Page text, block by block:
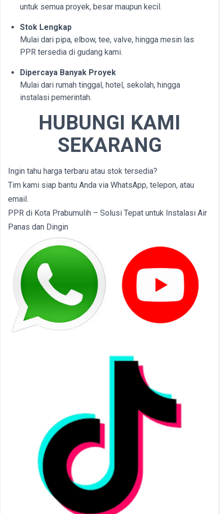
untuk semua proyek, besar maupun kecil.
Stok Lengkap
Mulai dari pipa, elbow, tee, valve, hingga mesin las
PPR tersedia di gudang kami.
Dipercaya Banyak Proyek
Mulai dari rumah tinggal, hotel, sekolah, hingga
instalasi pemerintah.
HUBUNGI KAMI
SEKARANG
Ingin tahu harga terbaru atau stok tersedia?
Tim kami siap bantu Anda via WhatsApp, telepon, atau
email.
PPR di Kota Prabumulih – Solusi Tepat untuk Instalasi Air
Panas dan Dingin